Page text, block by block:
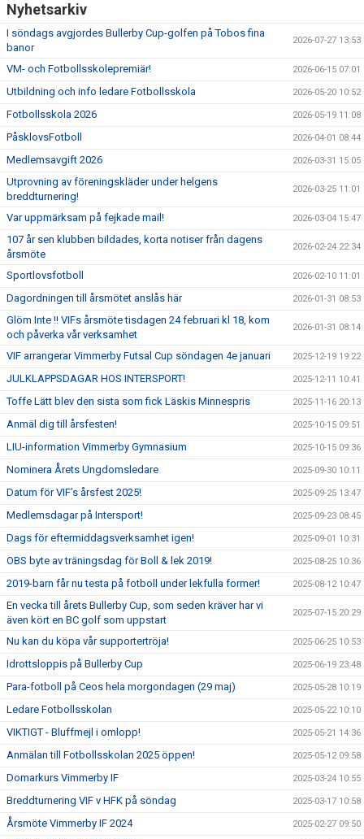
Nyhetsarkiv
I söndags avgjordes Bullerby Cup-golfen på Tobos fina
banor
2026-07-27 13:53
VM- och Fotbollsskolepremiär! 2026-06-15 07:01
Utbildning och info ledare Fotbollsskola 2026-05-20 10:52
Fotbollsskola 2026 2026-05-19 11:08
PåsklovsFotboll 2026-04-01 08:44
Medlemsavgift 2026 2026-03-31 15:05
Utprovning av föreningskläder under helgens
breddturnering!
2026-03-25 11:01
Var uppmärksam på fejkade mail! 2026-03-04 15:47
107 år sen klubben bildades, korta notiser från dagens
årsmöte
2026-02-24 22:34
Sportlovsfotboll 2026-02-10 11:01
Dagordningen till årsmötet anslås här 2026-01-31 08:53
Glöm Inte !! VIFs årsmöte tisdagen 24 februari kl 18, kom
och påverka vår verksamhet
2026-01-31 08:14
VIF arrangerar Vimmerby Futsal Cup söndagen 4e januari 2025-12-19 19:22
JULKLAPPSDAGAR HOS INTERSPORT! 2025-12-11 10:41
Toffe Lätt blev den sista som fick Läskis Minnespris 2025-11-16 20:13
Anmäl dig till årsfesten! 2025-10-15 09:51
LIU-information Vimmerby Gymnasium 2025-10-15 09:36
Nominera Årets Ungdomsledare 2025-09-30 10:11
Datum för VIF’s årsfest 2025! 2025-09-25 13:47
Medlemsdagar på Intersport! 2025-09-23 08:45
Dags för eftermiddagsverksamhet igen! 2025-09-01 10:31
OBS byte av träningsdag för Boll & lek 2019! 2025-08-25 10:36
2019-barn får nu testa på fotboll under lekfulla former! 2025-08-12 10:47
En vecka till årets Bullerby Cup, som seden kräver har vi
även kört en BC golf som uppstart
2025-07-15 20:29
Nu kan du köpa vår supportertröja! 2025-06-25 10:53
Idrottsloppis på Bullerby Cup 2025-06-19 23:48
Para-fotboll på Ceos hela morgondagen (29 maj) 2025-05-28 10:19
Ledare Fotbollsskolan 2025-05-22 10:10
VIKTIGT - Bluffmejl i omlopp! 2025-05-21 14:36
Anmälan till Fotbollsskolan 2025 öppen! 2025-05-12 09:58
Domarkurs Vimmerby IF 2025-03-24 10:55
Breddturnering VIF v HFK på söndag 2025-03-17 10:58
Årsmöte Vimmerby IF 2024 2025-02-27 09:50